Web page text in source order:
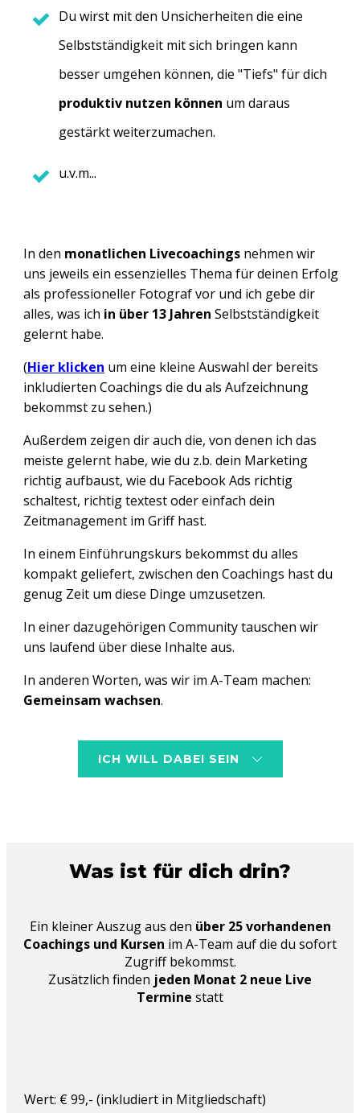
Du wirst mit den Unsicherheiten die eine
Selbstständigkeit mit sich bringen kann
besser umgehen können, die "Tiefs" für dich
produktiv nutzen können um daraus
gestärkt weiterzumachen.
u.v.m...
In den monatlichen Livecoachings nehmen wir
uns jeweils ein essenzielles Thema für deinen Erfolg
als professioneller Fotograf vor und ich gebe dir
alles, was ich in über 13 Jahren Selbstständigkeit
gelernt habe.
(Hier klicken um eine kleine Auswahl der bereits
inkludierten Coachings die du als Aufzeichnung
bekommst zu sehen.)
Außerdem zeigen dir auch die, von denen ich das
meiste gelernt habe, wie du z.b. dein Marketing
richtig aufbaust, wie du Facebook Ads richtig
schaltest, richtig textest oder einfach dein
Zeitmanagement im Griff hast.
In einem Einführungskurs bekommst du alles
kompakt geliefert, zwischen den Coachings hast du
genug Zeit um diese Dinge umzusetzen.
In einer dazugehörigen Community tauschen wir
uns laufend über diese Inhalte aus.
In anderen Worten, was wir im A-Team machen:
Gemeinsam wachsen.
ICH WILL DABEI SEIN
Was ist für dich drin?
Ein kleiner Auszug aus den über 25 vorhandenen
Coachings und Kursen im A-Team auf die du sofort
Zugriff bekommst.
Zusätzlich finden jeden Monat 2 neue Live
Termine statt
Wert: € 99,- (inkludiert in Mitgliedschaft)